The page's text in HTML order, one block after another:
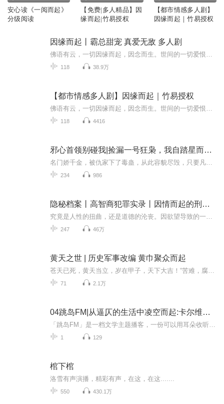
安心读《一阅而起》
分级阅读
【免费|多人精品】因
缘而起|竹易授权
【都市情感多人剧】
因缘而起｜竹易授权
因缘而起丨霸总甜宠 真爱无敌 多人剧
118 38.9万
【都市情感多人剧】因缘而起｜竹易授权
118 4416
邪心首领别碰我|捡漏一号狂枭，我自踏星而起！
234 986
隐秘档案丨高智商犯罪实录丨因情而起的刑事大案
247 46万
黄天之世 | 历史军事改编 黄巾聚众而起
71 2.1万
04跳岛FM|从逼仄的生活中凌空而起:卡尔维诺的城市寓言
1 129
棺下棺
洛雪有声演播，精彩有声，在这，在这.......
550 430.1万